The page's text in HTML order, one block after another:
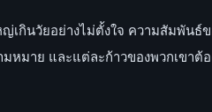
กินวัยอย่างไม่ตั้งใจ ความสัมพันธ์
มาย และแต่ละก้าวของพวกเขาต้